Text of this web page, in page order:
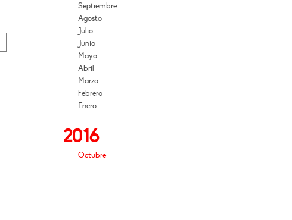
Septiembre
Agosto
Julio
Junio
Mayo
Abril
Marzo
Febrero
Enero
2016
Octubre